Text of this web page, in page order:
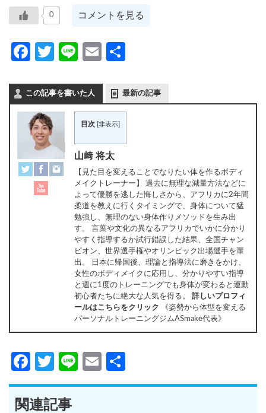
0 コメントを見る
Facebook
Twitter
LineEmail
この記事を書いた人 最新の記事
目次 非表示
山﨑 将太
【見た目を変えることでなりたい体を作るボディ
メイクトレーナー】 過去に無理な減量方法などに
よって優勝を逃した悔しさから、アフリカに2年間
柔道を教えに行くタイミングで、身体について猛
勉強し、無理のない身体作りメソッドを生み出
す。 言葉や文化の異なるアフリカでいかに分かり
やすく指導するか試行錯誤した結果、全国チャン
ピオン、世界選手権やオリンピック出場選手を輩
出。 日本に帰国後、理論と指導法に磨きをかけ、
女性のボディメイクに応用し、分かりやすい指導
と週に1度のトレーニングでも身体が変わると運動
初心者たちに絶大な人気を得る。 詳しいプロフィ
ールはこちらをクリック 《姿勢から体型を変える
パーソナルトレーニングジムASmake代表》
Facebook
Twitter
LineEmail
有
関連記事